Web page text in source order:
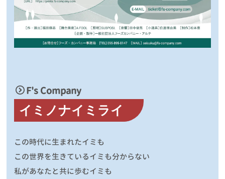
F's Company
イミノナイミライ
この時代に生まれたイミも
この世界を生きているイミも分からない
私があなたと共に歩むイミも